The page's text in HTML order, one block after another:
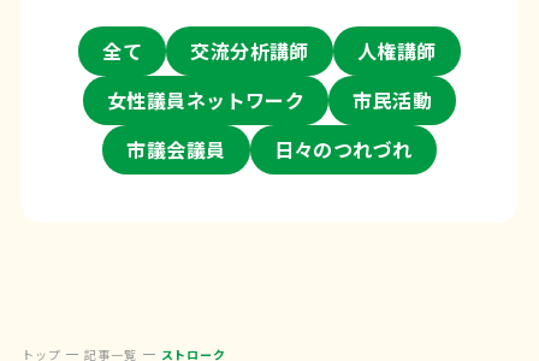
全て 交流分析講師
人権講師
女性議員ネットワーク
市民活動
市議会議員
日々のつれづれ
トップ 記事一覧 ストローク